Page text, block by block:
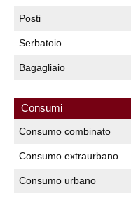
Posti
Serbatoio
Bagagliaio
Consumi
Consumo combinato
Consumo extraurbano
Consumo urbano